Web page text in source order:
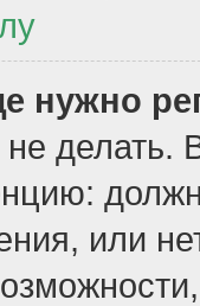
нужно
делать.
или